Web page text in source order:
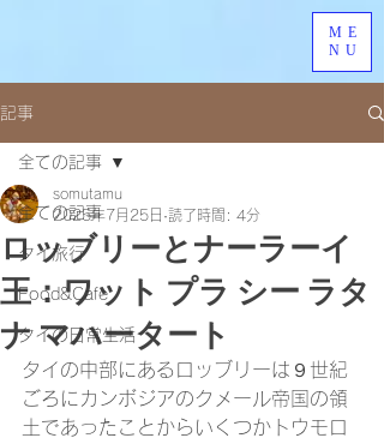
ME
NU
記事
全ての記事
タイ旅行
Food&Cafe
タイの日常生活
全ての記事
ロッブリーとナーラーイ
王：ワット プラ シー ラタ
ナ マハータート
somutamu
2025年7月25日 読了時間: 4分
タイの中部にあるロッブリーは９世紀
ごろにカンボジアのクメール帝国の領
土であったことからいくつかトウモロ